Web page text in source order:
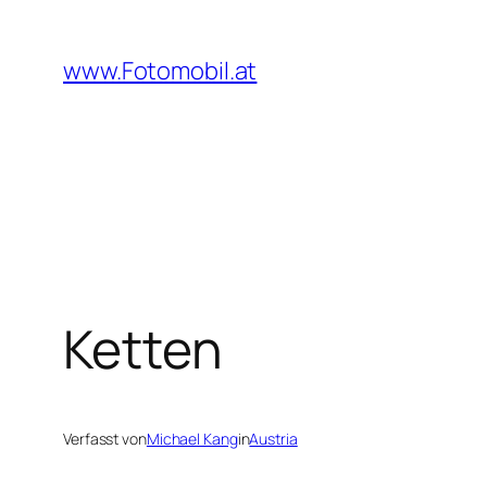
springen
www.Fotomobil.at
Ketten
Verfasst vonMichael KanginAustria